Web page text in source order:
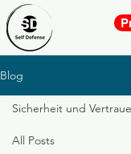
Blog
All Posts
Sicherheit und